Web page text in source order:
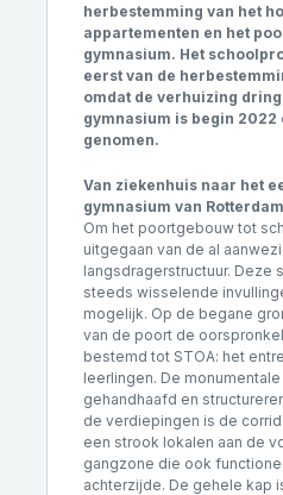
herbestemming van het
appartementen en het
gymnasium. Het
eerst van de
omdat de verhuizing
gymnasium is begin
genomen.
Van ziekenhuis naar het
gymnasium van
Om het poortgebouw tot
uitgegaan van de al
langsdragerstructuur. Deze
steeds wisselende
mogelijk. Op de begane
van de poort de
bestemd tot STOA: het
leerlingen. De
gehandhaafd en
de verdiepingen is de
een strook lokalen aan de
gangzone die ook
achterzijde. De gehele kap